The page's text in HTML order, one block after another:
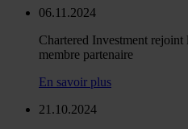
06.11.2024
Chartered Investment rejoint
membre partenaire
En savoir plus
21.10.2024